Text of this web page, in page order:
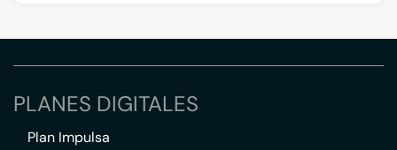
PLANES DIGITALES
Plan Impulsa